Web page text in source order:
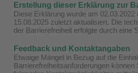
Erstellung dieser Erklärung zur
Diese Erklärung wurde am 02.03.2022
15.08.2025 zuletzt aktualisiert. Die
der Barrierefreiheit erfolgte durch eine
Feedback und Kontaktangaben
Etwaige Mängel in Bezug auf die
Barrierefreiheitsanforderungen können